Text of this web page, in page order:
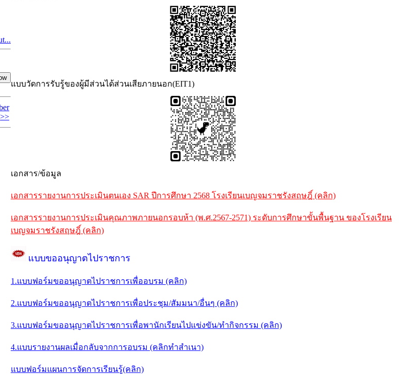
>>
แบบวัดการรับรู้ของผู้มีส่วนได้ส่วนเสียภายนอก(EIT1)
เอกสาร/ข้อมูล
เอกสารรายงานการประเมินตนเอง SAR ปีการศึกษา 2568 โรงเรียนเบญจมราชรังสฤษฎิ์ (คลิก)
เอกสารรายงานการประเมินคุณภาพภายนอกรอบห้า (พ.ศ.2567-2571) ระดับการศึกษาขั้นพื้นฐาน ของโรงเรียน
เบญจมราชรังสฤษฎิ์ (คลิก)
แบบขออนุญาตไปราชการ
1.แบบฟอร์มขออนุญาตไปราชการเพื่ออบรม (คลิก)
2.แบบฟอร์มขออนุญาตไปราชการเพื่อประชุม/สัมมนา/อื่นๆ (คลิก)
3.แบบฟอร์มขออนุญาตไปราชการเพื่อพานักเรียนไปแข่งขัน/ทำกิจกรรม (คลิก)
4.แบบรายงานผลเมื่อกลับจากการอบรม (คลิกทำสำเนา)
แบบฟอร์มแผนการจัดการเรียนรู้(คลิก)